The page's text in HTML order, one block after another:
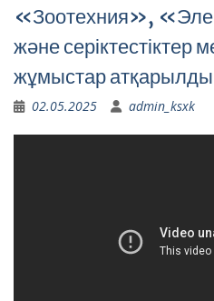
«Зоотехния»,
және серіктестіктер
жұмыстар
02.05.2025 admin_ksxk